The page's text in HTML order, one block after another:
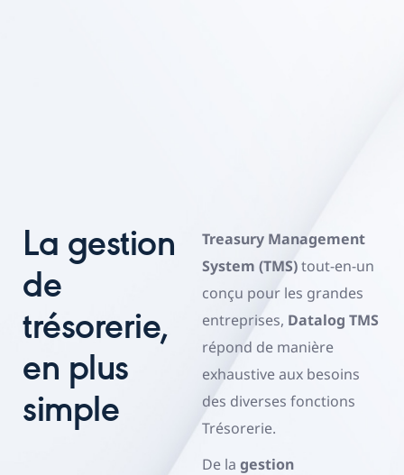
La gestion
de
trésorerie,
en plus
simple
Treasury Management
System (TMS)tout-en-un
conçu pour les grandes
entreprises, Datalog TMS
répond de manière
exhaustive aux besoins
des diverses fonctions
Trésorerie.
De la gestion